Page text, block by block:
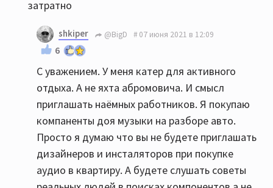
затратно
shkiper @BigD 07 июня 2021 в 12:09
6
С уважением. У меня катер для активного
отдыха. А не яхта абромовича. И смысл
приглашать наёмных работников. Я покупаю
компаненты доя музыки на разборе авто.
Просто я думаю что вы не будете приглашать
дизайнеров и инсталяторов при покупке
аудио в квартиру. А будете слушать советы